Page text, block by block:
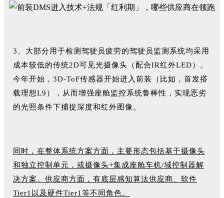
3、大部分用于检测驾驶员疲劳的驾驶员监测系统均采用
成本较低的传统2D可见光摄像头（配合IR红外LED）。
今年开始，3D-ToF传感器开始进入前装（比如，首发搭
载理想L9），从而增强座舱监控系统鲁棒性，实现恶劣
的光照条件下捕捉深度和红外图像。
同时，在整体系统方案方面，主要形态包括基于摄像头
和独立控制单元，或摄像头+集成座舱车机/域控制器解
决方案。供应商方面，有底层感知算法供应商、软件
Tier1以及硬件Tier1等不同角色。